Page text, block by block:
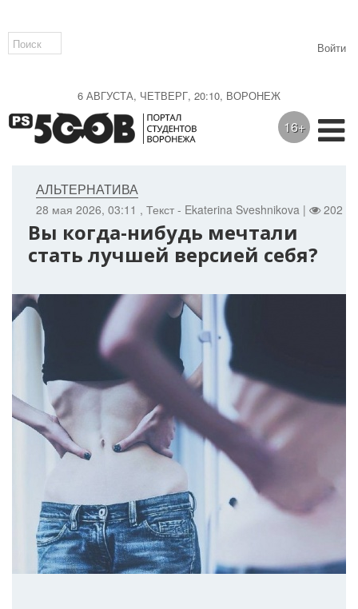
6 АВГУСТА, ЧЕТВЕРГ, 20:10, ВОРОНЕЖ
Войти
16+
28 мая 2026, 03:11 , Текст - Ekaterina Sveshnikova | 202 |
АЛЬТЕРНАТИВА
Вы когда-нибудь мечтали
стать лучшей версией себя?